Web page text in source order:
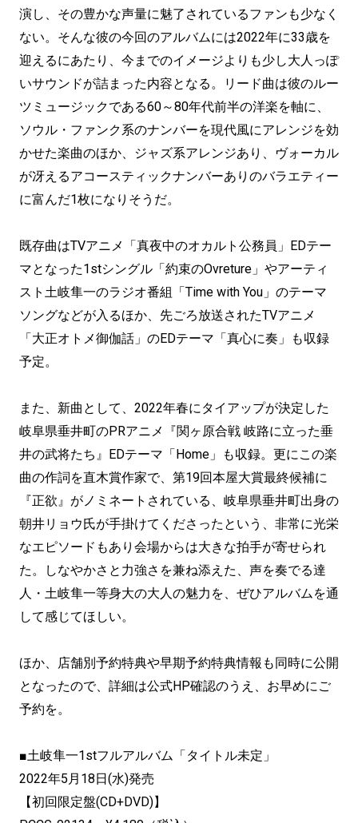
演し、その豊かな声量に魅了されているファンも少なく
ない。そんな彼の今回のアルバムには2022年に33歳を
迎えるにあたり、今までのイメージよりも少し大人っぽ
いサウンドが詰まった内容となる。リード曲は彼のルー
ツミュージックである60～80年代前半の洋楽を軸に、
ソウル・ファンク系のナンバーを現代風にアレンジを効
かせた楽曲のほか、ジャズ系アレンジあり、ヴォーカル
が冴えるアコースティックナンバーありのバラエティー
に富んだ1枚になりそうだ。
既存曲はTVアニメ「真夜中のオカルト公務員」EDテー
マとなった1stシングル「約束のOvreture」やアーティ
スト土岐隼一のラジオ番組「Time with You」のテーマ
ソングなどが入るほか、先ごろ放送されたTVアニメ
「大正オトメ御伽話」のEDテーマ「真心に奏」も収録
予定。
また、新曲として、2022年春にタイアップが決定した
岐阜県垂井町のPRアニメ『関ヶ原合戦 岐路に立った垂
井の武将たち』EDテーマ「Home」も収録。更にこの楽
曲の作詞を直木賞作家で、第19回本屋大賞最終候補に
『正欲』がノミネートされている、岐阜県垂井町出身の
朝井リョウ氏が手掛けてくださったという、非常に光栄
なエピソードもあり会場からは大きな拍手が寄せられ
た。しなやかさと力強さを兼ね添えた、声を奏でる達
人・土岐隼一等身大の大人の魅力を、ぜひアルバムを通
して感じてほしい。
ほか、店舗別予約特典や早期予約特典情報も同時に公開
となったので、詳細は公式HP確認のうえ、お早めにご
予約を。
■土岐隼一1stフルアルバム「タイトル未定」
2022年5月18日(水)発売
【初回限定盤(CD+DVD)】